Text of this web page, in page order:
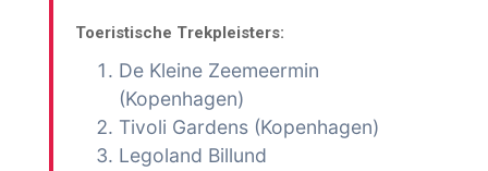
Toeristische Trekpleisters:
De Kleine Zeemeermin
(Kopenhagen)
Tivoli Gardens (Kopenhagen)
Legoland Billund